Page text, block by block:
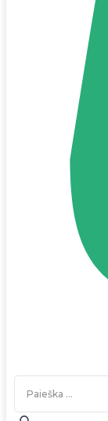
Search